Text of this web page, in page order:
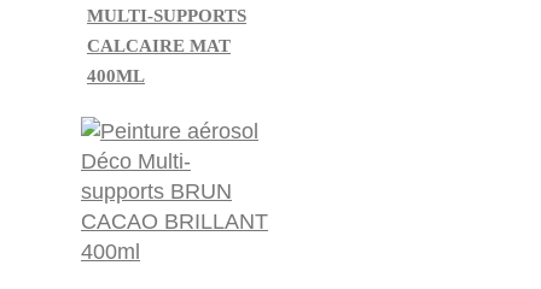
MULTI-SUPPORTS
CALCAIRE MAT
400ML